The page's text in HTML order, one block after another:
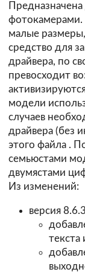
фотокамерами.
малые
средство для
драйвера, по
превосходит
модели
случаев
драйвера (без
этого файла .
семьюстами
двумястами
Из изменений:
версия
текста